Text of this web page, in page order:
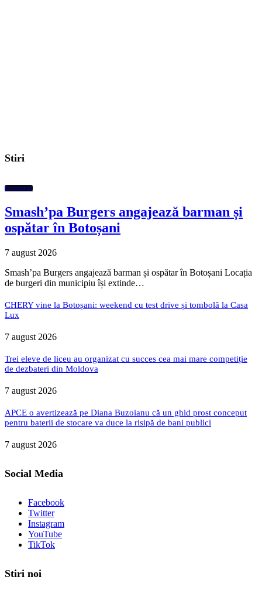
Stiri
Economic
Smash’pa Burgers angajează barman și
ospătar în Botoșani
7 august 2026
Smash’pa Burgers angajează barman și ospătar în Botoșani Locația
de burgeri din municipiu își extinde…
CHERY vine la Botoșani: weekend cu test drive și tombolă la Casa
Lux
7 august 2026
Trei eleve de liceu au organizat cu succes cea mai mare competiție
de dezbateri din Moldova
7 august 2026
APCE o avertizează pe Diana Buzoianu că un ghid prost conceput
pentru baterii de stocare va duce la risipă de bani publici
7 august 2026
Social Media
Facebook
Twitter
Instagram
YouTube
TikTok
Stiri noi